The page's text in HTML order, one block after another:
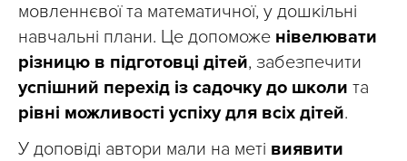
мовленнєвої та математичної, у дошкільні
навчальні плани. Це допоможе нівелювати
різницю в підготовці дітей, забезпечити
успішний перехід із садочку до школи та
рівні можливості успіху для всіх дітей.
У доповіді автори мали на меті виявити